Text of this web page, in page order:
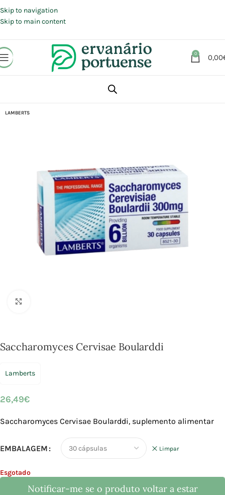
Skip to navigation
Skip to main content
0 0,00
Suplementos alimentares
LAMBERTS
Saccharomyces Cervisae Boularddi
Lamberts
26,49€
Saccharomyces Cervisae Boularddi, suplemento alimentar
EMBALAGEM Limpar
Esgotado
Notificar-me se o produto voltar a estar